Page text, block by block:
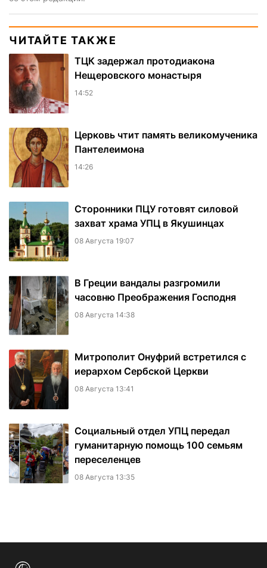
ЧИТАЙТЕ ТАКЖЕ
ТЦК задержал протодиакона
Нещеровского монастыря
14:52
Церковь чтит память великомученика
Пантелеимона
14:26
Сторонники ПЦУ готовят силовой
захват храма УПЦ в Якушинцах
08 Августа 19:07
В Греции вандалы разгромили
часовню Преображения Господня
08 Августа 14:38
Митрополит Онуфрий встретился с
иерархом Сербской Церкви
08 Августа 13:41
Социальный отдел УПЦ передал
гуманитарную помощь 100 семьям
переселенцев
08 Августа 13:35